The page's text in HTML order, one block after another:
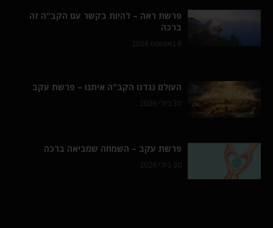
פרשת ראה – להיות בקשר עם הקב"ה זה
ברכה
6 באוגוסט 2026
העולם נגדנו הקב"ה איתנו – פרשת עקב
30 ביולי 2026
פרשת עקב – השמחה שמביאה ברכה
30 ביולי 2026